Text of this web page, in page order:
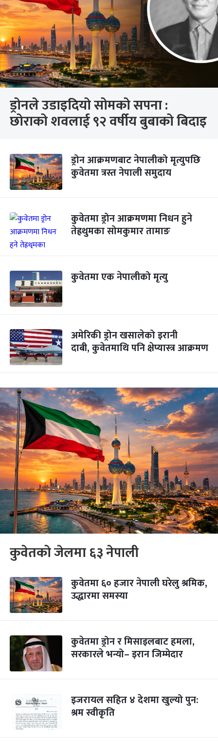
ड्रोनले उडाइदियो सोमको सपना :
छोराको शवलाई ९२ वर्षीय बुबाको बिदाइ
ड्रोन आक्रमणबाट नेपालीको मृत्युपछि
कुवेतमा त्रस्त नेपाली समुदाय
कुवेतमा ड्रोन आक्रमणमा निधन हुने
तेह्रथुमका सोमकुमार तामाङ
कुवेतमा एक नेपालीको मृत्यु
अमेरिकी ड्रोन खसालेको इरानी
दाबी, कुवेतमाथि पनि क्षेप्यास्त्र आक्रमण
कुवेतको जेलमा ६३ नेपाली
कुवेतमा ६० हजार नेपाली घरेलु श्रमिक,
उद्धारमा समस्या
कुवेतमा ड्रोन र मिसाइलबाट हमला,
सरकारले भन्यो– इरान जिम्मेदार
इजरायल सहित ४ देशमा खुल्यो पुन:
श्रम स्वीकृति